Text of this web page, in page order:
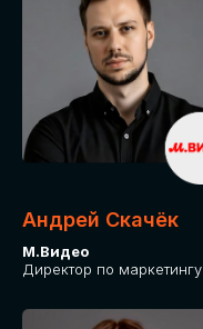
Андрей Скачёк
М.Видео
Директор по маркетингу